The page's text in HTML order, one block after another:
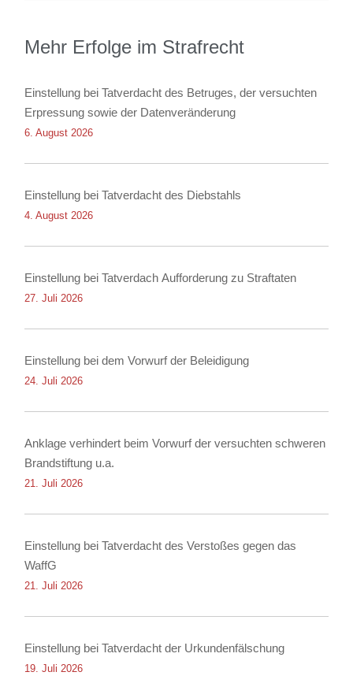
Mehr Erfolge im Strafrecht
Einstellung bei Tatverdacht des Betruges, der versuchten
Erpressung sowie der Datenveränderung
6. August 2026
Einstellung bei Tatverdacht des Diebstahls
4. August 2026
Einstellung bei Tatverdach Aufforderung zu Straftaten
27. Juli 2026
Einstellung bei dem Vorwurf der Beleidigung
24. Juli 2026
Anklage verhindert beim Vorwurf der versuchten schweren
Brandstiftung u.a.
21. Juli 2026
Einstellung bei Tatverdacht des Verstoßes gegen das
WaffG
21. Juli 2026
Einstellung bei Tatverdacht der Urkundenfälschung
19. Juli 2026